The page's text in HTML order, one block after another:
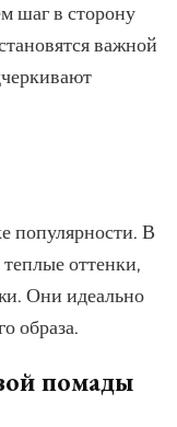
шаг в сторону
важной
популярности. В
оттенки,
Они идеально
образа.
помады